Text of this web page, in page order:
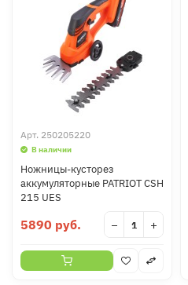
Арт. 250205220
В наличии
Ножницы-кусторез
аккумуляторные PATRIOT CSH
215 UES
5890 руб. − +